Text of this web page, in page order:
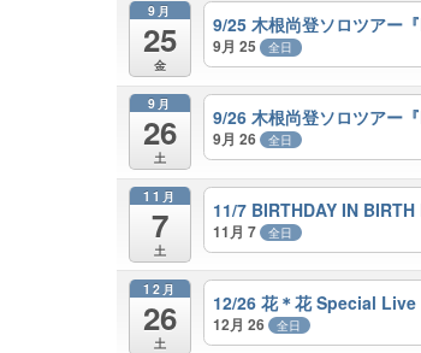
9月
25
金
9/25 木根尚登ソロツアー
9月 25 全日
9月
26
土
9/26 木根尚登ソロツアー
9月 26 全日
11月
7
土
11/7 BIRTHDAY IN BIRTH
11月 7 全日
12月
26
土
12/26 花＊花 Special
12月 26 全日